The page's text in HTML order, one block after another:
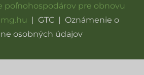
poľnohospodárov pre obnovu
| GTC | Oznámenie o
osobných údajov